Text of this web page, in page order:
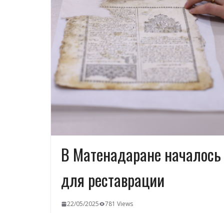
В Матенадаране
для реставрации
22/05/2025 781 Views